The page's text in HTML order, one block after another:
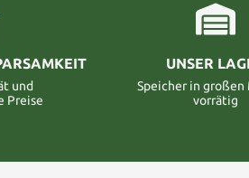
und
Preise
UNSER
Speicher in großen
vorrätig